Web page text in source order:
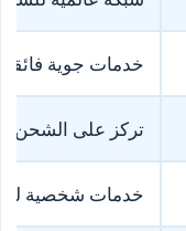
خدمات جوية فائقة
تركز على الشحن
خدمات شخصية